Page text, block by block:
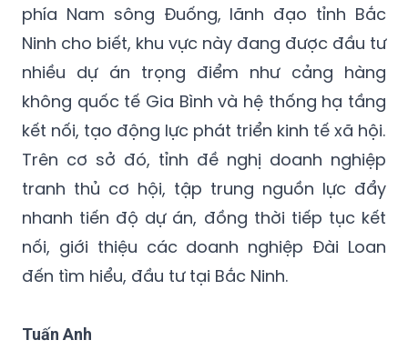
phía Nam sông Đuống, lãnh đạo tỉnh Bắc
Ninh cho biết, khu vực này đang được đầu tư
nhiều dự án trọng điểm như cảng hàng
không quốc tế Gia Bình và hệ thống hạ tầng
kết nối, tạo động lực phát triển kinh tế xã hội.
Trên cơ sở đó, tỉnh đề nghị doanh nghiệp
tranh thủ cơ hội, tập trung nguồn lực đẩy
nhanh tiến độ dự án, đồng thời tiếp tục kết
nối, giới thiệu các doanh nghiệp Đài Loan
đến tìm hiểu, đầu tư tại Bắc Ninh.
Tuấn Anh